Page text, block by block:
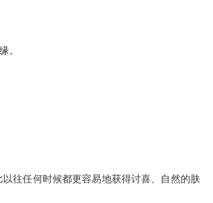
。
往任何时候都更容易地获得讨喜、自然的肤